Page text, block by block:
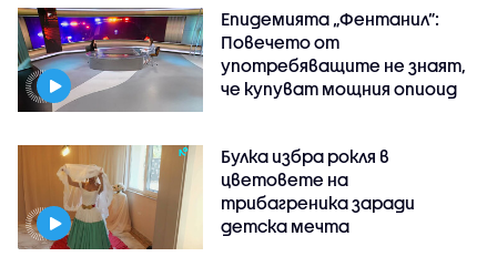
Епидемията „Фентанил”:
Повечето от
употребяващите не знаят,
че купуват мощния опиоид
Булка избра рокля в
цветовете на
трибагреника заради
детска мечта